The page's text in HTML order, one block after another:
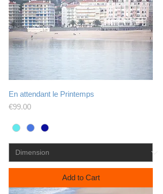
En attendant le Printemps
Price
€99.00
Add to Cart